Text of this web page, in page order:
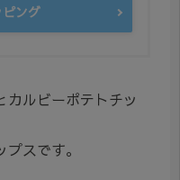
ング
カルビーポテトチッ
スです。